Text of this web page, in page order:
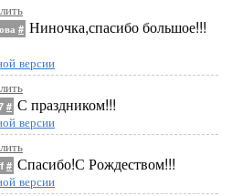
# Ниночка,спасибо большое!!!
версии
# С праздником!!!
версии
# Спасибо!С Рождеством!!!
версии